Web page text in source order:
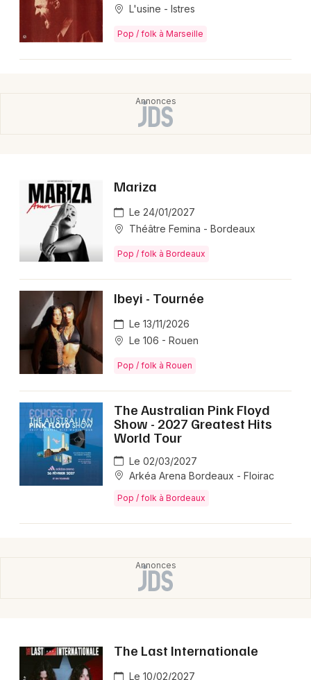
L'usine - Istres
Pop / folk à Marseille
Mariza
Le 24/01/2027
Théâtre Femina - Bordeaux
Pop / folk à Bordeaux
Ibeyi - Tournée
Le 13/11/2026
Le 106 - Rouen
Pop / folk à Rouen
The Australian Pink Floyd
Show - 2027 Greatest Hits
World Tour
Le 02/03/2027
Arkéa Arena Bordeaux - Floirac
Pop / folk à Bordeaux
The Last Internationale
Le 10/02/2027